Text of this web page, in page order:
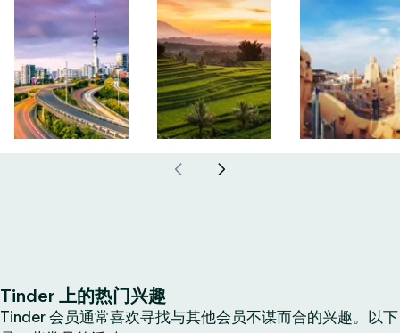
Tinder 上的热门兴趣
Tinder 会员通常喜欢寻找与其他会员不谋而合的兴趣。以下